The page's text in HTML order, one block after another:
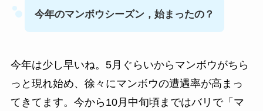
今年のマンボウシーズン，始まったの？
今年は少し早いね。5月ぐらいからマンボウがちら
っと現れ始め、徐々にマンボウの遭遇率が高まっ
てきてます。今から10月中旬頃まではバリで「マ